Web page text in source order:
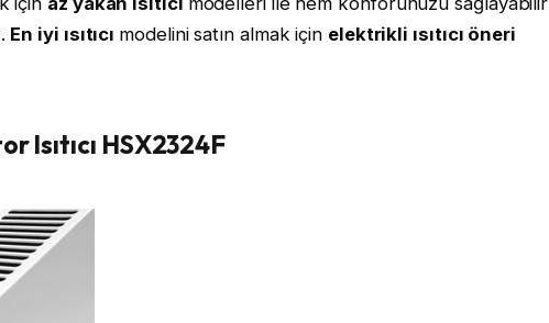
En iyi ısıtıcı modelini satın almak için elektrikli ısıtıcı öneri
Isıtıcı HSX2324F